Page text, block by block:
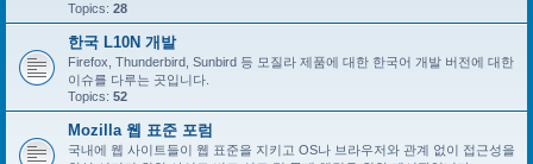
Topics: 28
한국 L10N 개발
Firefox, Thunderbird, Sunbird 등 모질라 제품에 대한 한국어 개발 버전에 대한
이슈를 다루는 곳입니다.
Topics: 52
Mozilla 웹 표준 포럼
국내에 웹 사이트들이 웹 표준을 지키고 OS나 브라우저와 관계 없이 접근성을